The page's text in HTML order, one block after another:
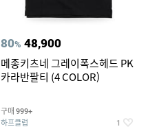
80% 48,900
메종키츠네 그레이폭스헤드 PK
카라반팔티 (4 COLOR)
구매 999+
하프클럽 1